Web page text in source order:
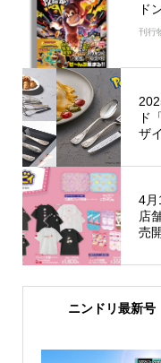
ド
刊行
ド
ザ
4月
店
売
ニンドリ最新号